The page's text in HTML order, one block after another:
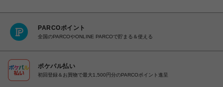
PARCOポイント
全国のPARCOやONLINE PARCOで貯まる＆使える
ポケパル払い
初回登録＆お買物で最大1,500円分のPARCOポイント進呈